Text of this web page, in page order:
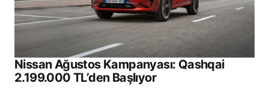
Nissan Ağustos Kampanyası: Qashqai
2.199.000 TL’den Başlıyor